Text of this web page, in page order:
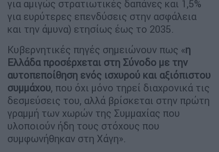
για αμιγώς στρατιωτικές δαπάνες και 1,5%
για ευρύτερες επενδύσεις στην ασφάλεια
και την άμυνα) ετησίως έως το 2035.
Κυβερνητικές πηγές σημειώνουν πως «η
Ελλάδα προσέρχεται στη Σύνοδο με την
αυτοπεποίθηση ενός ισχυρού και αξιόπιστου
συμμάχου, που όχι μόνο τηρεί διαχρονικά τις
δεσμεύσεις του, αλλά βρίσκεται στην πρώτη
γραμμή των χωρών της Συμμαχίας που
υλοποιούν ήδη τους στόχους που
συμφωνήθηκαν στη Χάγη».